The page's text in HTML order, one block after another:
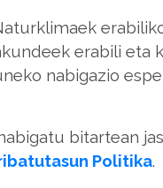
erabili
nabigazio
bitartean
Politika.